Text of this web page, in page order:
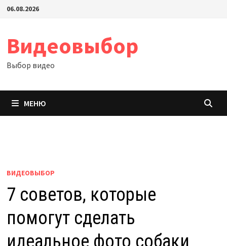
Перейти
06.08.2026
Видеовыбор
Выбор видео
МЕНЮ
ВИДЕОВЫБОР
7 советов, которые
помогут сделать
идеальное фото собаки